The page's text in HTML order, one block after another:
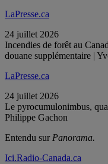
LaPresse.ca
24 juillet 2026
Incendies de forêt au
douane supplémentaire |
LaPresse.ca
24 juillet 2026
Le pyrocumulonimbus,
Philippe Gachon
Entendu sur Panorama.
Ici.Radio-Canada.ca